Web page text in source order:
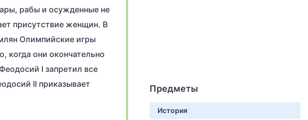
рабы и осужденные не
присутствие женщин. В
Олимпийские игры
когда они окончательно
I запретил все
II приказывает
Предметы
История